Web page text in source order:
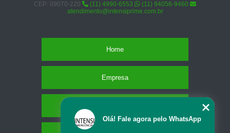
CEP: 09070-220
(11) 4990-6553
(11) 94056-9460
atendimento@intensiprime.com.br
Home
Empresa
Olá! Fale agora pelo WhatsApp